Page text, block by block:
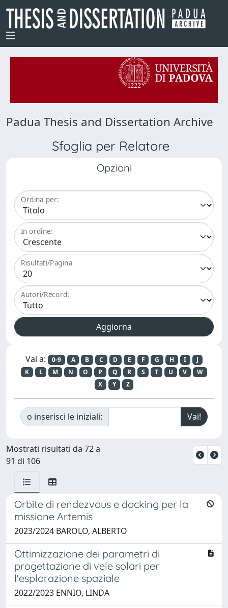
Padua Thesis and Dissertation Archive
Sfoglia per Relatore
Opzioni
Ordina per:
In ordine:
Risultati/Pagina
Autori/Record:
Vai a: 0-9 A B C D E F G H I
J
K
L M N O P Q R S T U V
W
X
Y Z
o inserisci le iniziali:
Mostrati risultati da 72 a
91 di 106
Orbite di rendezvous e docking per la
missione Artemis
2023/2024 BAROLO, ALBERTO
Ottimizzazione dei parametri di
progettazione di vele solari per
l'esplorazione spaziale
2022/2023 ENNIO, LINDA